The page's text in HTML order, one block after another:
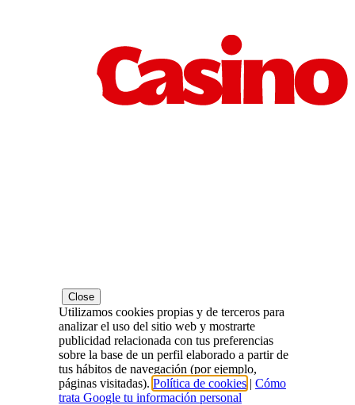
Close
Utilizamos cookies propias y de terceros para
analizar el uso del sitio web y mostrarte
publicidad relacionada con tus preferencias
sobre la base de un perfil elaborado a partir de
tus hábitos de navegación (por ejemplo,
páginas visitadas). Política de cookies | Cómo
trata Google tu información personal